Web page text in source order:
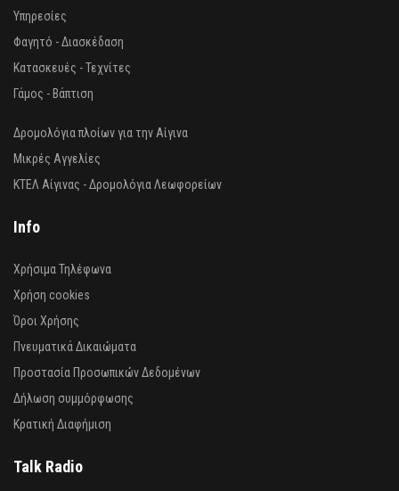
Υπηρεσίες
Φαγητό - Διασκέδαση
Κατασκευές - Τεχνίτες
Γάμος - Βάπτιση
Δρομολόγια πλοίων για την Αίγινα
Μικρές Αγγελίες
ΚΤΕΛ Αίγινας - Δρομολόγια Λεωφορείων
Info
Χρήσιμα Τηλέφωνα
Χρήση cookies
Όροι Χρήσης
Πνευματικά Δικαιώματα
Προστασία Προσωπικών Δεδομένων
Δήλωση συμμόρφωσης
Κρατική Διαφήμιση
Talk Radio